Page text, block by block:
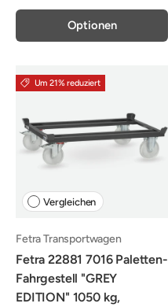
Optionen
Um 21% reduziert
Vergleichen
Fetra Transportwagen
Fetra 22881 7016 Paletten-
Fahrgestell "GREY
EDITION" 1050 kg,